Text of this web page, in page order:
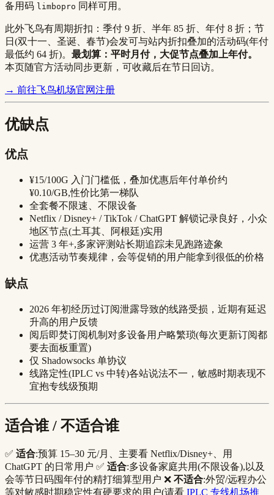
备用码 limbopro 同样可用。
此外飞鸟有周期折扣：季付 9 折、半年 85 折、年付 8 折；节
日(双十一、圣诞、春节)会发可与站内折扣叠加的活动码(年付
最低约 64 折)。 最划算：平时月付，大促节点叠加上年付。
本页随官方活动同步更新，可收藏后在节日回访。
→ 前往飞鸟机场官网注册
优缺点
优点
¥15/100G 入门门槛低，叠加优惠后年付单价约
¥0.10/GB,性价比第一梯队
全套餐不限速、不限设备
Netflix / Disney+ / TikTok / ChatGPT 解锁记录良好，小众
地区节点(土耳其、阿根廷)实用
运营 3 年+,多家评测站长期追踪未见跑路迹象
优惠活动节奏规律，会等促销的用户能拿到很低的价格
缺点
2026 年初经历过订阅泄露导致的线路受损，近期有延迟
升高的用户反馈
阅后即焚订阅机制对多设备用户略繁琐(每次更新订阅都
要去面板重置)
仅 Shadowsocks 单协议
线路定性(IPLC vs 中转)各站说法不一，敏感时期表现不
宜抱专线级预期
适合谁 / 不适合谁
✅ 适合:预算 15–30 元/月、主要看 Netflix/Disney+、用
ChatGPT 的日常用户 ✅ 适合:多设备家庭共用(不限设备),以及
会等节日码囤年付的精打细算型用户 ❌ 不适合:外贸/远程办公
等对敏感时期稳定性有硬要求的用户(请看 IPLC 专线机场推